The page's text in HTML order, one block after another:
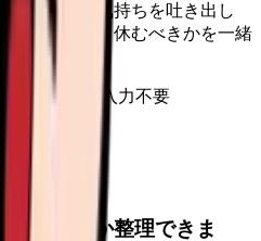
せん。今の気持ちを吐き出し
べきか、少し休むべきかを一緒
病院名は入力不要
る
きサインか整理できま